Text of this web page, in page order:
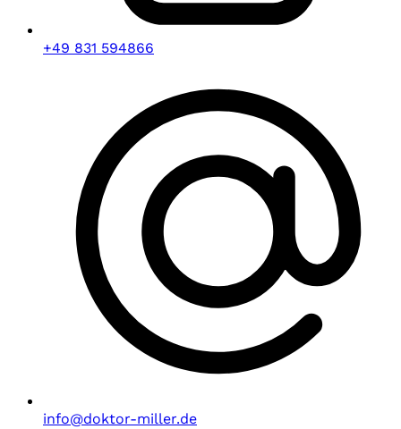
+49 831 594866
info@doktor-miller.de